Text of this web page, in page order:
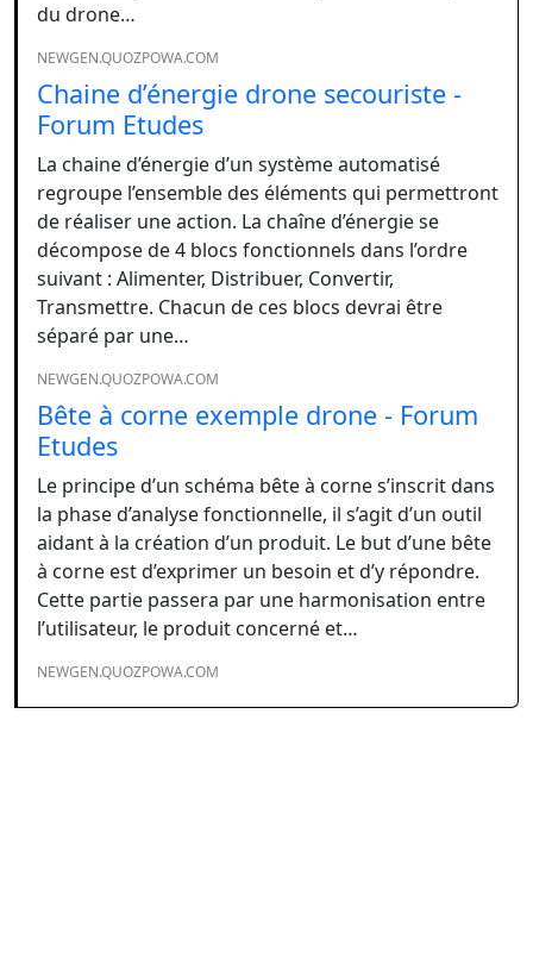
du drone…
NEWGEN.QUOZPOWA.COM
Chaine d’énergie drone secouriste -
Forum Etudes
La chaine d’énergie d’un système automatisé
regroupe l’ensemble des éléments qui permettront
de réaliser une action. La chaîne d’énergie se
décompose de 4 blocs fonctionnels dans l’ordre
suivant : Alimenter, Distribuer, Convertir,
Transmettre. Chacun de ces blocs devrai être
séparé par une…
NEWGEN.QUOZPOWA.COM
Bête à corne exemple drone - Forum
Etudes
Le principe d’un schéma bête à corne s’inscrit dans
la phase d’analyse fonctionnelle, il s’agit d’un outil
aidant à la création d’un produit. Le but d’une bête
à corne est d’exprimer un besoin et d’y répondre.
Cette partie passera par une harmonisation entre
l’utilisateur, le produit concerné et…
NEWGEN.QUOZPOWA.COM